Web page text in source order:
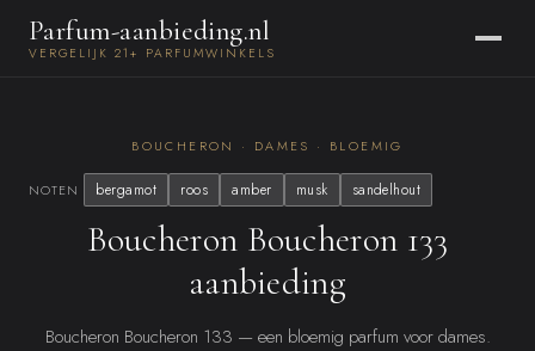
Parfum-aanbieding.nl
VERGELIJK 21+ PARFUMWINKELS
BOUCHERON · DAMES · BLOEMIG
NOTEN bergamot roos amber musk sandelhout
Boucheron Boucheron 133
aanbieding
Boucheron Boucheron 133 — een bloemig parfum voor dames.